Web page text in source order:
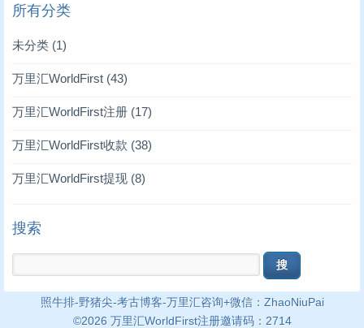
所有分类
未分类 (1)
万里汇WorldFirst (43)
万里汇WorldFirst注册 (17)
万里汇WorldFirst收款 (38)
万里汇WorldFirst提现 (8)
搜索
照牛排-野猪尖-考古博客-万里汇咨询+微信：ZhaoNiuPai
©2026 万里汇WorldFirst注册邀请码：2714